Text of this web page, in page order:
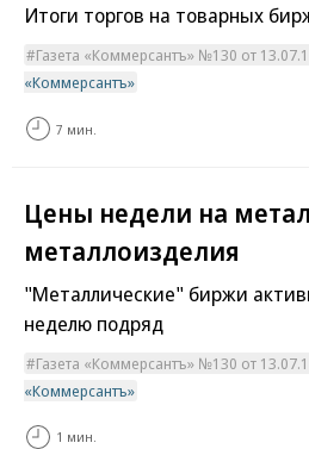
Итоги торгов на товарных
Газета «Коммерсантъ» №130 от
«Коммерсантъ»
7 мин.
Цены недели на
металлоизделия
"Металлические" биржи
неделю подряд
Газета «Коммерсантъ» №130 от
«Коммерсантъ»
1 мин.